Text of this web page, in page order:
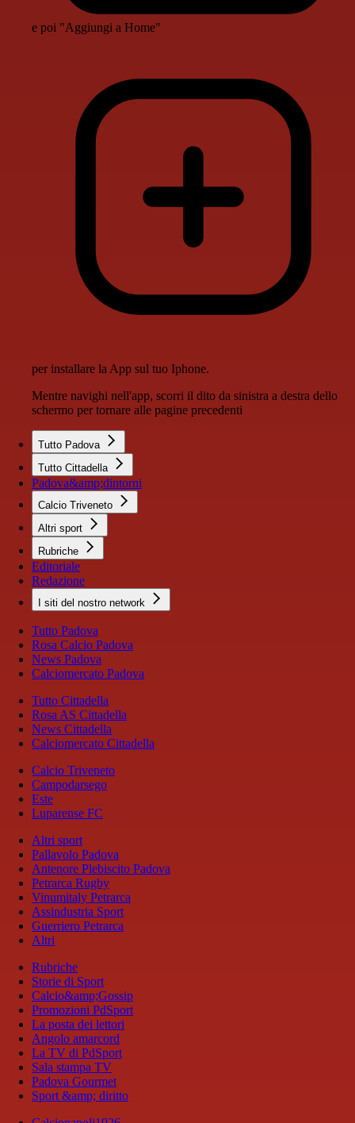
e poi "Aggiungi a Home"
per installare la App sul tuo Iphone.
Mentre navighi nell'app, scorri il dito da sinistra a destra dello
schermo per tornare alle pagine precedenti
Tutto Padova
Tutto Cittadella
Padova&amp;dintorni
Calcio Triveneto
Altri sport
Rubriche
Editoriale
Redazione
I siti del nostro network
Tutto Padova
Rosa Calcio Padova
News Padova
Calciomercato Padova
Tutto Cittadella
Rosa AS Cittadella
News Cittadella
Calciomercato Cittadella
Calcio Triveneto
Campodarsego
Este
Luparense FC
Altri sport
Pallavolo Padova
Antenore Plebiscito Padova
Petrarca Rugby
Vinumitaly Petrarca
Assindustria Sport
Guerriero Petrarca
Altri
Rubriche
Storie di Sport
Calcio&amp;Gossip
Promozioni PdSport
La posta dei lettori
Angolo amarcord
La TV di PdSport
Sala stampa TV
Padova Gourmet
Sport &amp; diritto